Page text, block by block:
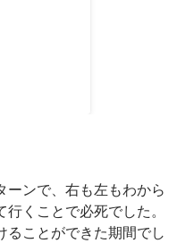
ーンで、右も左もわから
くことで必死でした。
ことができた期間でし